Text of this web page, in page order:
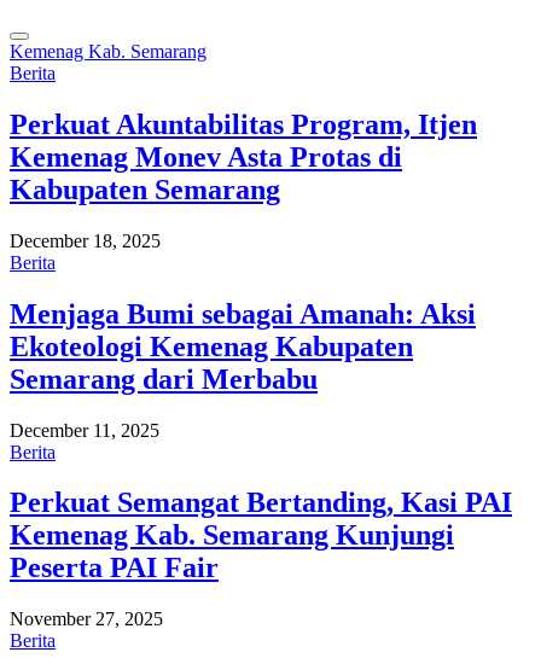
Kemenag Kab. Semarang
Berita
Perkuat Akuntabilitas Program, Itjen
Kemenag Monev Asta Protas di
Kabupaten Semarang
December 18, 2025
Berita
Menjaga Bumi sebagai Amanah: Aksi
Ekoteologi Kemenag Kabupaten
Semarang dari Merbabu
December 11, 2025
Berita
Perkuat Semangat Bertanding, Kasi PAI
Kemenag Kab. Semarang Kunjungi
Peserta PAI Fair
November 27, 2025
Berita